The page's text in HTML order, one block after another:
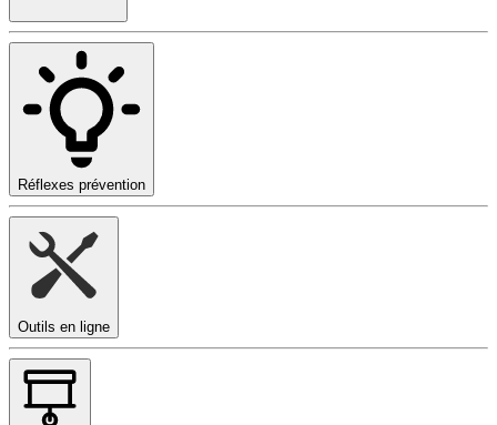
Réflexes prévention
Outils en ligne